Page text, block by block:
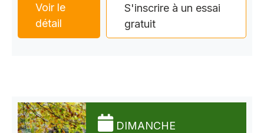
Voir le
détail
S'inscrire à un essai
gratuit
DIMANCHE